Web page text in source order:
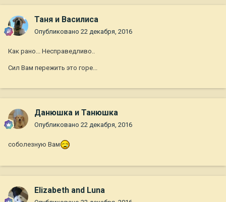
Таня и Василиса
Опубликовано 22 декабря, 2016
Как рано... Несправедливо..
Сил Вам пережить это горе...
Данюшка и Танюшка
Опубликовано 22 декабря, 2016
соболезную Вам
Elizabeth and Luna